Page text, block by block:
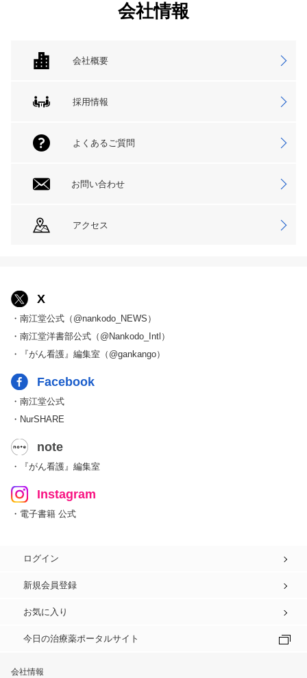
会社情報
会社概要
採用情報
よくあるご質問
お問い合わせ
アクセス
X
・南江堂公式（@nankodo_NEWS）
・南江堂洋書部公式（@Nankodo_Intl）
・『がん看護』編集室（@gankango）
Facebook
・南江堂公式
・NurSHARE
note
・『がん看護』編集室
Instagram
・電子書籍 公式
ログイン
新規会員登録
お気に入り
今日の治療薬ポータルサイト
会社情報